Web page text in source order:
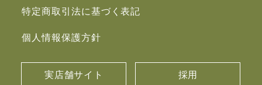
特定商取引法に基づく表記
個人情報保護方針
実店舗サイト 採用